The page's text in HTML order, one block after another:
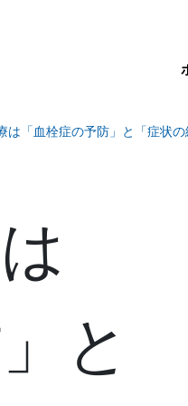
は「血栓症の予防」と「症状
と